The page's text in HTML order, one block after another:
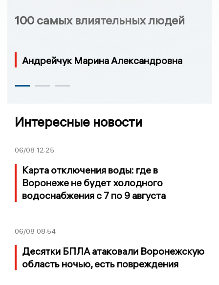
100 самых влиятельных людей
Андрейчук Марина Александровна
Интересные новости
06/08 12:25
Карта отключения воды: где в
Воронеже не будет холодного
водоснабжения с 7 по 9 августа
06/08 08:54
Десятки БПЛА атаковали Воронежскую
область ночью, есть повреждения